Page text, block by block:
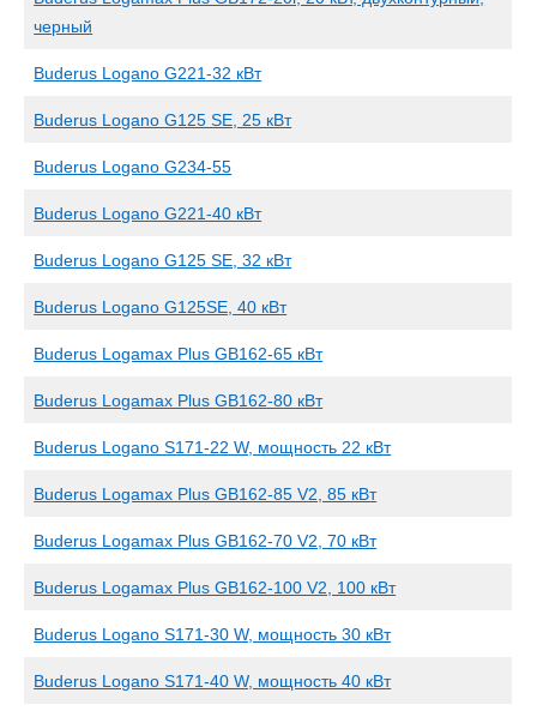
черный
Buderus Logano G221-32 кВт
Buderus Logano G125 SE, 25 кВт
Buderus Logano G234-55
Buderus Logano G221-40 кВт
Buderus Logano G125 SE, 32 кВт
Buderus Logano G125SE, 40 кВт
Buderus Logamax Plus GB162-65 кВт
Buderus Logamax Plus GB162-80 кВт
Buderus Logano S171-22 W, мощность 22 кВт
Buderus Logamax Plus GB162-85 V2, 85 кВт
Buderus Logamax Plus GB162-70 V2, 70 кВт
Buderus Logamax Plus GB162-100 V2, 100 кВт
Buderus Logano S171-30 W, мощность 30 кВт
Buderus Logano S171-40 W, мощность 40 кВт